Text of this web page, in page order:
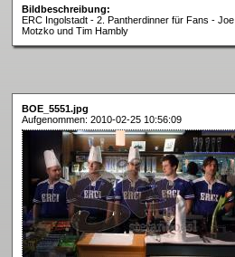
Bildbeschreibung:
ERC Ingolstadt - 2. Pantherdinner für Fans - Joe
Motzko und Tim Hambly
BOE_5551.jpg
Aufgenommen: 2010-02-25 10:56:09